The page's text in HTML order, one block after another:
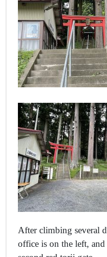
After climbing several
office is on the left,